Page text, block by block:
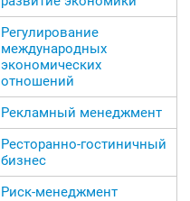
Регулирование
международных
экономических
отношений
Рекламный менеджмент
Ресторанно-гостиничный
бизнес
Риск-менеджмент